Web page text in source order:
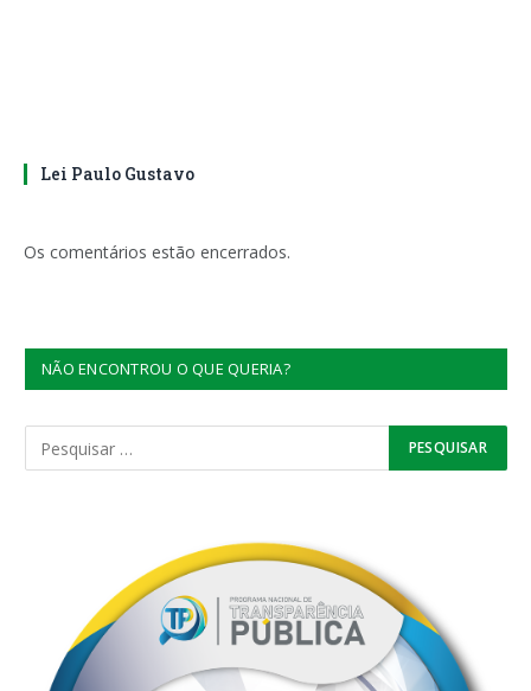
Lei Paulo Gustavo
Os comentários estão encerrados.
NÃO ENCONTROU O QUE QUERIA?